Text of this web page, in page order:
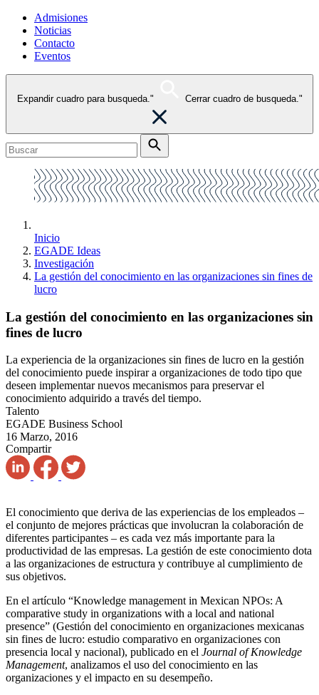
Admisiones
Noticias
Contacto
Eventos
Expandir cuadro para busqueda." Cerrar cuadro de busqueda."
Inicio
EGADE Ideas
Investigación
La gestión del conocimiento en las organizaciones sin fines de
lucro
La gestión del conocimiento en las organizaciones sin
fines de lucro
La experiencia de la organizaciones sin fines de lucro en la gestión
del conocimiento puede inspirar a organizaciones de todo tipo que
deseen implementar nuevos mecanismos para preservar el
conocimiento adquirido a través del tiempo.
Talento
EGADE Business School
16 Marzo, 2016
Compartir
El conocimiento que deriva de las experiencias de los empleados –
el conjunto de mejores prácticas que involucran la colaboración de
diferentes participantes – es cada vez más importante para la
productividad de las empresas. La gestión de este conocimiento dota
a las organizaciones de estructura y contribuye al cumplimiento de
sus objetivos.
En el artículo “Knowledge management in Mexican NPOs: A
comparative study in organizations with a local and national
presence” (Gestión del conocimiento en organizaciones mexicanas
sin fines de lucro: estudio comparativo en organizaciones con
presencia local y nacional), publicado en el Journal of Knowledge
Management, analizamos el uso del conocimiento en las
organizaciones y el impacto en su desempeño.